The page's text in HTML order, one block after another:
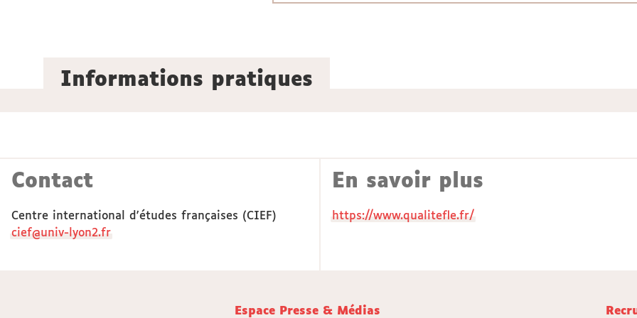
Informations pratiques
Contact
Centre international d'études françaises (CIEF)
cief@univ-lyon2.fr
En savoir plus
https://www.qualitefle.fr/
Espace Presse & Médias